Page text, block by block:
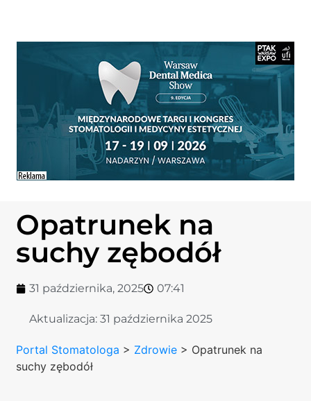
Opatrunek na
suchy zębodół
31 października, 2025 07:41
Aktualizacja:31 października 2025
Portal Stomatologa > Zdrowie > Opatrunek na
suchy zębodół